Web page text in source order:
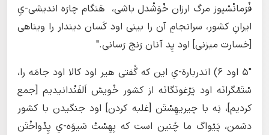
فْرَمانْسْپوز مرگ ارزان خْوَشْدل باشی، هَنگام چارَه اندیشی-یِ
ایرانِ کشور، سرانجامِ آن را بینی اود کَسان دیندار را ویناهی
[خسارت میزنی] اود پِد آنان رَنج رَسانی."
"۵ اود ۶) اندربارهَ-یِ این که گُفتی هیر اود کالا اود جامَه را،
سْتَمْگرانَه اود پَرْغونَگانَه از کشور خْویش اَلفَنْدانیدیم [جمع
کردیم]، نِه با چیریهِسْتَن [غلبه کردن] اود جنگیدن با کشور
دشمن، پَیْواگ ما چُنین است که بِهِسْتْ شیوَه-یِ پِدْواخْتَن